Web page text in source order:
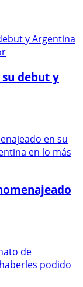
debut y